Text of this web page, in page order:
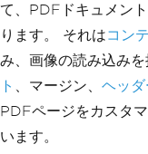
て、PDFドキュメン
ります。 それはコン
み、画像の読み込みを
ト
、マージン、 ヘッ
PDFページをカスタ
います。